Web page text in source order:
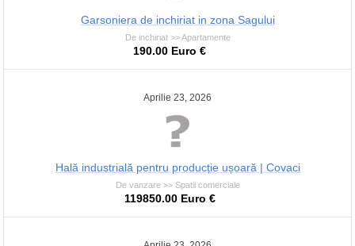
Garsoniera de inchiriat in zona Sagului
De inchiriat >> Apartamente
190.00 Euro €
Aprilie 23, 2026
Hală industrială pentru producție ușoară | Covaci
De vanzare >> Spatii comerciale
119850.00 Euro €